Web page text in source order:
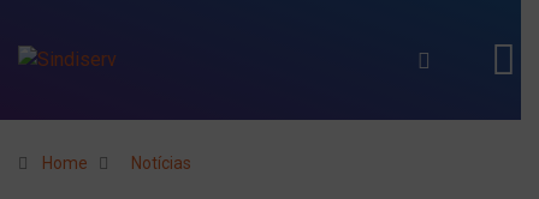
Home Notícias